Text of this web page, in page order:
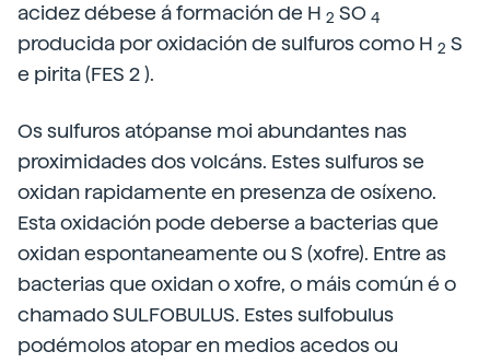
acidez débese á formación de H 2 SO 4
producida por oxidación de sulfuros como H 2 S
e pirita (FES 2 ).
Os sulfuros atópanse moi abundantes nas
proximidades dos volcáns. Estes sulfuros se
oxidan rapidamente en presenza de osíxeno.
Esta oxidación pode deberse a bacterias que
oxidan espontaneamente ou S (xofre). Entre as
bacterias que oxidan o xofre, o máis común é o
chamado SULFOBULUS. Estes sulfobulus
podémolos atopar en medios acedos ou